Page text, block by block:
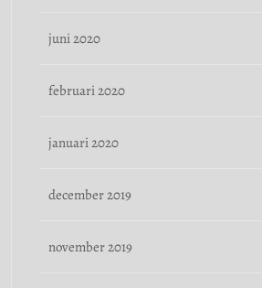
juni 2020
februari 2020
januari 2020
december 2019
november 2019